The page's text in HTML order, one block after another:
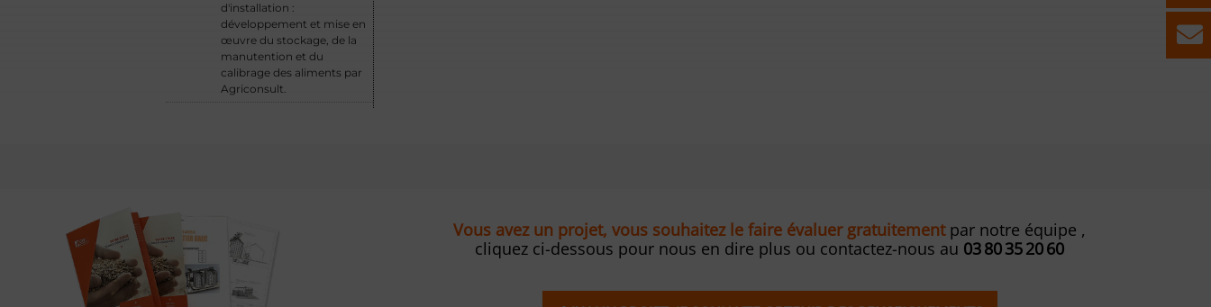
d'installation :
développement et mise en
œuvre du stockage, de la
manutention et du
calibrage des aliments par
Agriconsult.
Vous avez un projet, vous souhaitez le faire évaluer gratuitementpar notre équipe ,
cliquez ci-dessous pour nous en dire plus ou contactez-nous au 03 80 35 20 60